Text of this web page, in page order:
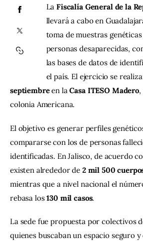
Contacto
La Fiscalía General de la
llevará a cabo en
toma de muestras
personas desaparecidas,
las bases de datos de
el país. El ejercicio se
septiembre en la Casa ITESO Madero,
colonia Americana.
El objetivo es generar perfiles
compararse con los de personas
identificadas. En Jalisco, de acuerdo
existen alrededor de 2 mil 500
mientras que a nivel nacional el
rebasa los 130 mil casos.
La sede fue propuesta por colectivos
quienes buscaban un espacio seguro